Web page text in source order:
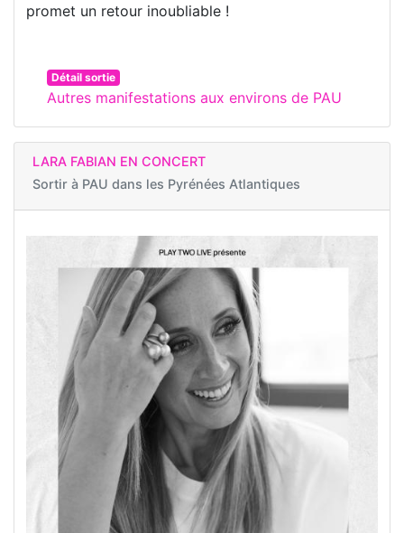
promet un retour inoubliable !
Détail sortie
Autres manifestations aux environs de PAU
LARA FABIAN EN CONCERT
Sortir à PAU dans les Pyrénées Atlantiques